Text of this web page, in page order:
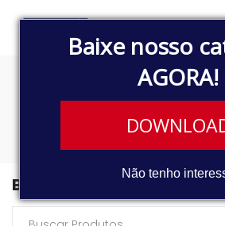
Baixe nosso
AGORA!
Não tenho
1717E
Buscar Produtos